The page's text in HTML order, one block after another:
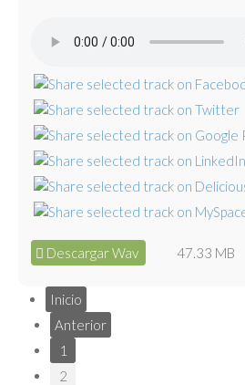
Descargar Wav 47.33 MB
Inicio
Anterior
1
2